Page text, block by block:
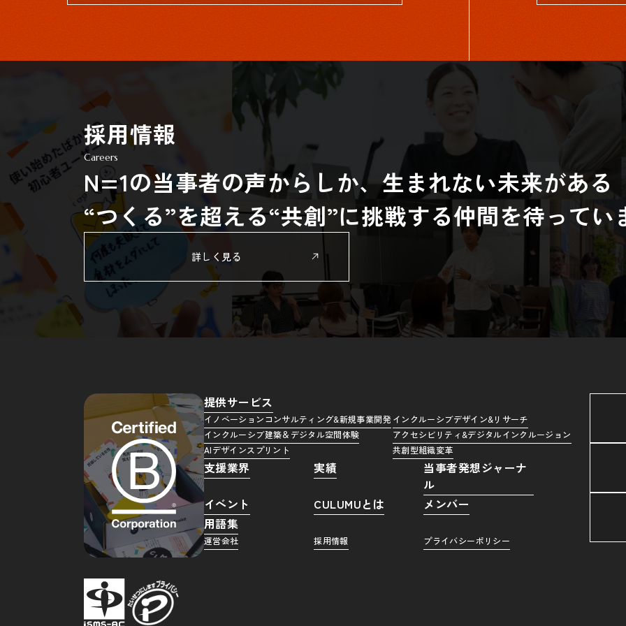
採用情報
Careers
N=1の当事者の声からしか、生まれない未来がある
“つくる”を超える“共創”に挑戦する仲間を待ってい
詳しく見る
提供サービス
イノベーションコンサルティング&新規事業開発インクルーシブデザイン&リサーチ
インクルーシブ建築＆デジタル空間体験
アクセシビリティ&デジタルインクルージョン
AIデザインスプリント
共創型組織変革
支援業界 実績
当事者発想ジャーナ
ル
イベント
CULUMUとは
メンバー
用語集
運営会社 採用情報 プライバシーポリシー